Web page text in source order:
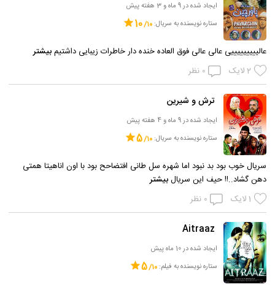
ایجاد شده در 9 ماه و 3 هفته پیش
ستاره نویسنده به سریال:
10
عالیییییییییی عالی عالی فوق العاده خنده دار خاطرات زیبایی داشتیمبیشتر
2 لایک 0 نظر
ترش و شیرین
ایجاد شده در 9 ماه و 4 هفته پیش
ستاره نویسنده به سریال:
5
سریال خوب بود بد نبود اما شهره سل طانی افتضاحح بود با اون اناهیتا همتی
دهن گشاد..!! حیف این سریالبیشتر
1لایک 0 نظر
Aitraaz
ایجاد شده در 10 ماه پیش
ستاره نویسنده به فیلم:
5